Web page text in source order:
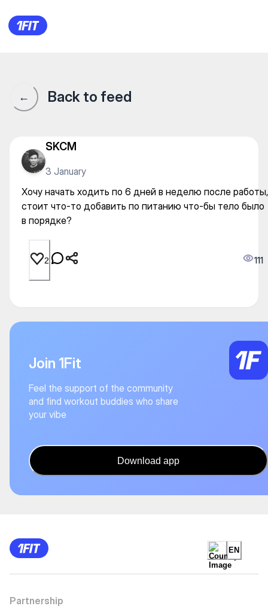
Хочу начать ходить по 6
← Back to feed
SKCM
3 January
Хочу начать ходить по 6 дней в неделю после работы,
стоит что-то добавить по питанию что-бы тело было
в порядке?
2 111
Join 1Fit
Feel the support of the community
and find workout buddies who share
your vibe
Download app
EN
Partnership